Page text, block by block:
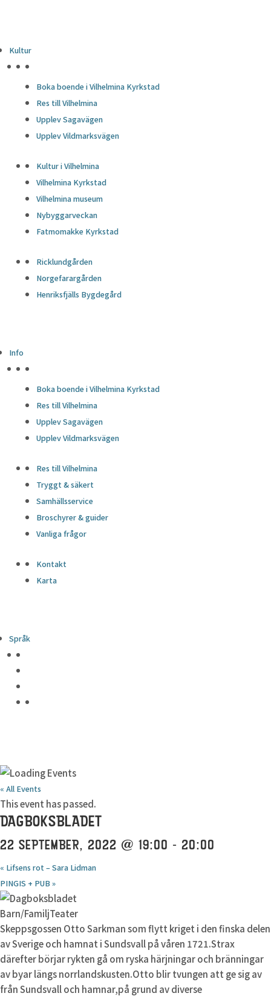
Kultur
Boka boende i Vilhelmina Kyrkstad
Res till Vilhelmina
Upplev Sagavägen
Upplev Vildmarksvägen
Kultur i Vilhelmina
Vilhelmina Kyrkstad
Vilhelmina museum
Nybyggarveckan
Fatmomakke Kyrkstad
Ricklundgården
Norgefarargården
Henriksfjälls Bygdegård
Info
Boka boende i Vilhelmina Kyrkstad
Res till Vilhelmina
Upplev Sagavägen
Upplev Vildmarksvägen
Res till Vilhelmina
Tryggt & säkert
Samhällsservice
Broschyrer & guider
Vanliga frågor
Kontakt
Karta
Språk
« All Events
This event has passed.
DAGBOKSBLADET
22 SEPTEMBER, 2022 @ 19:00 - 20:00
« Lifsens rot – Sara Lidman
PINGIS + PUB »
Barn/FamiljTeater
Skeppsgossen Otto Sarkman som flytt kriget i den finska delen
av Sverige och hamnat i Sundsvall på våren 1721.Strax
därefter börjar rykten gå om ryska härjningar och bränningar
av byar längs norrlandskusten.Otto blir tvungen att ge sig av
från Sundsvall och hamnar,på grund av diverse